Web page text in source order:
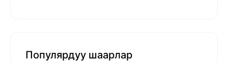
Популярдуу шаарлар